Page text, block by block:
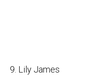
9. Lily James